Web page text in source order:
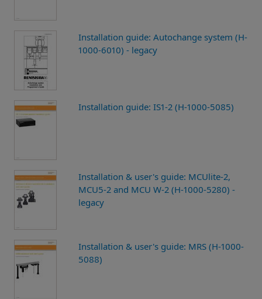
Installation guide: Autochange system (H-
1000-6010) - legacy
Installation guide: IS1-2 (H-1000-5085)
Installation & user's guide: MCUlite-2,
MCU5-2 and MCU W-2 (H-1000-5280) -
legacy
Installation & user's guide: MRS (H-1000-
5088)